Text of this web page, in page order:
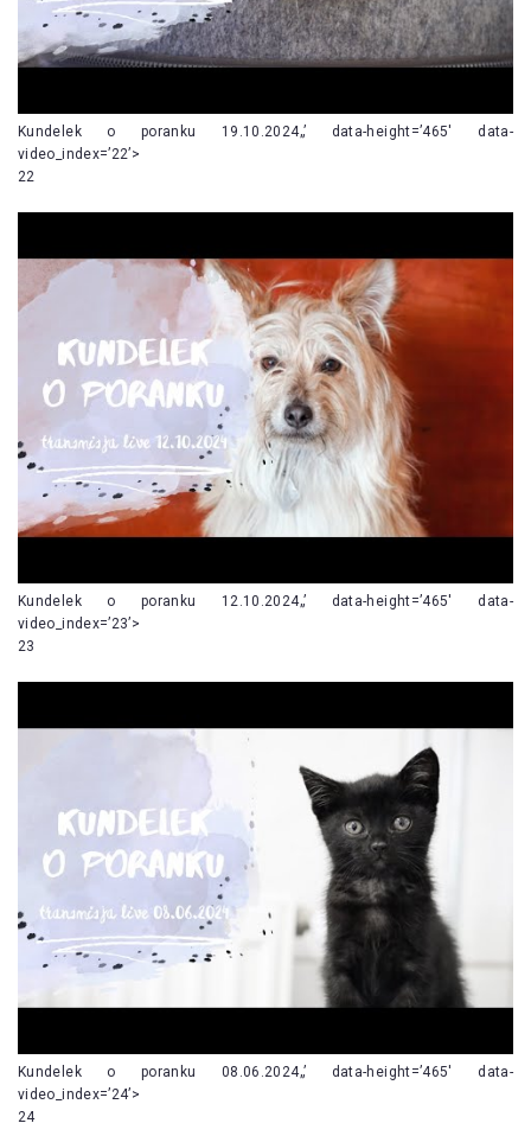
Kundelek o poranku 19.10.2024„’ data-height=’465′ data-
video_index=’22’>
22
Kundelek o poranku 12.10.2024„’ data-height=’465′ data-
video_index=’23’>
23
Kundelek o poranku 08.06.2024„’ data-height=’465′ data-
video_index=’24’>
24